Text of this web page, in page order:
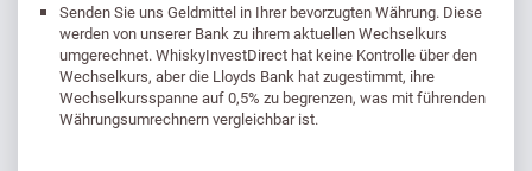
Senden Sie uns Geldmittel in Ihrer bevorzugten Währung. Diese
werden von unserer Bank zu ihrem aktuellen Wechselkurs
umgerechnet. WhiskyInvestDirect hat keine Kontrolle über den
Wechselkurs, aber die Lloyds Bank hat zugestimmt, ihre
Wechselkursspanne auf 0,5% zu begrenzen, was mit führenden
Währungsumrechnern vergleichbar ist.